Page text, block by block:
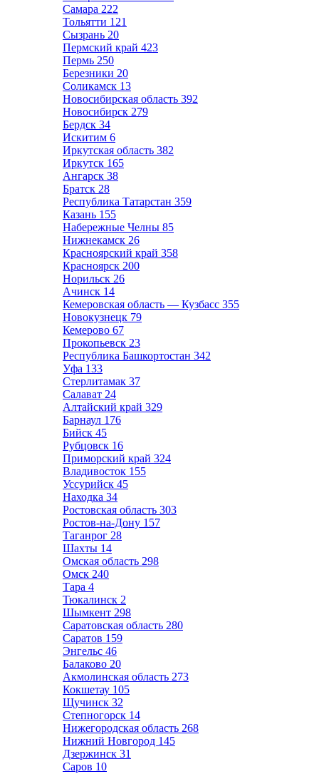
Самара 222
Тольятти 121
Сызрань 20
Пермский край 423
Пермь 250
Березники 20
Соликамск 13
Новосибирская область 392
Новосибирск 279
Бердск 34
Искитим 6
Иркутская область 382
Иркутск 165
Ангарск 38
Братск 28
Республика Татарстан 359
Казань 155
Набережные Челны 85
Нижнекамск 26
Красноярский край 358
Красноярск 200
Норильск 26
Ачинск 14
Кемеровская область — Кузбасс 355
Новокузнецк 79
Кемерово 67
Прокопьевск 23
Республика Башкортостан 342
Уфа 133
Стерлитамак 37
Салават 24
Алтайский край 329
Барнаул 176
Бийск 45
Рубцовск 16
Приморский край 324
Владивосток 155
Уссурийск 45
Находка 34
Ростовская область 303
Ростов-на-Дону 157
Таганрог 28
Шахты 14
Омская область 298
Омск 240
Тара 4
Тюкалинск 2
Шымкент 298
Саратовская область 280
Саратов 159
Энгельс 46
Балаково 20
Акмолинская область 273
Кокшетау 105
Щучинск 32
Степногорск 14
Нижегородская область 268
Нижний Новгород 145
Дзержинск 31
Саров 10